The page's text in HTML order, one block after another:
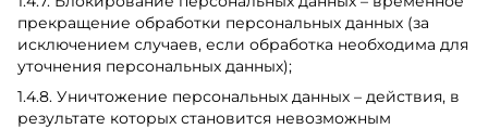
прекращение обработки персональных данных (за
исключением случаев, если обработка необходима для
уточнения персональных данных);
1.4.8. Уничтожение персональных данных – действия, в
результате которых становится невозможным